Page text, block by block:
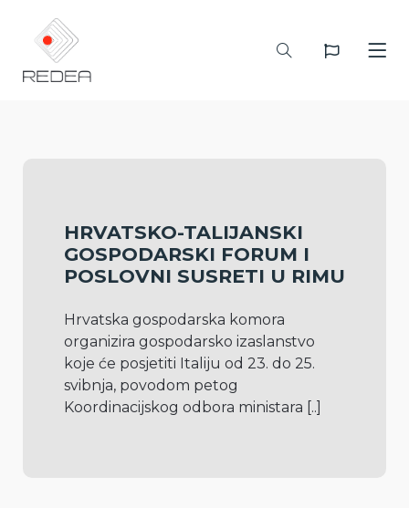
HRVATSKO-TALIJANSKI
GOSPODARSKI FORUM I
POSLOVNI SUSRETI U RIMU
Hrvatska gospodarska komora
organizira gospodarsko izaslanstvo
koje će posjetiti Italiju od 23. do 25.
svibnja, povodom petog
Koordinacijskog odbora ministara [..]